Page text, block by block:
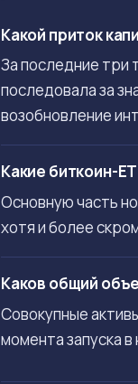
Какой приток
За последние три
последовала за
возобновление
Какие биткоин-
Основную часть
хотя и более
Каков общий
Совокупные
момента запуска